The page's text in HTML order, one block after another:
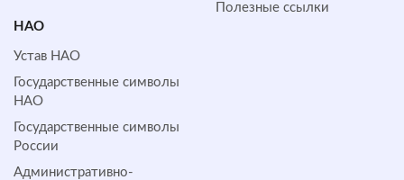
Полезные ссылки
НАО
Устав НАО
Государственные символы
НАО
Государственные символы
России
Административно-